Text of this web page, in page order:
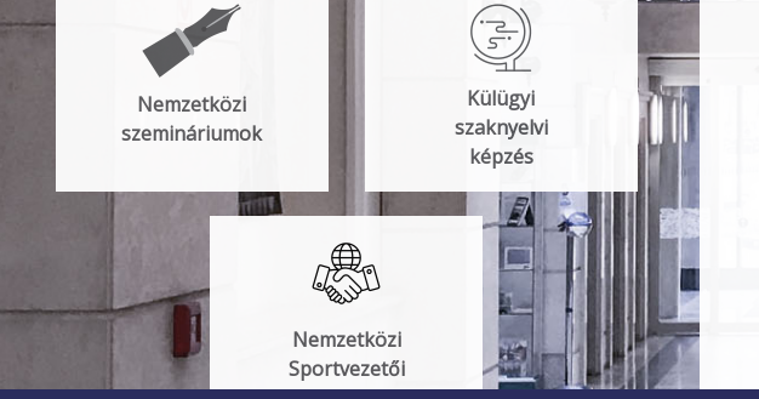
Nemzetközi
szemináriumok
Külügyi
szaknyelvi
képzés
Nemzetközi
Sportvezetői